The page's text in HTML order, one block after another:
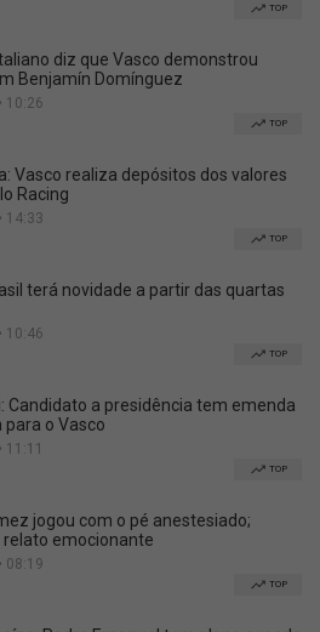
TOP
diz que Vasco demonstrou
Benjamín Domínguez
10:26
TOP
Vasco realiza depósitos dos valores
Racing
14:33
TOP
terá novidade a partir das quartas
10:46
TOP
Candidato a presidência tem emenda
para o Vasco
11:11
TOP
jogou com o pé anestesiado;
emocionante
08:19
TOP